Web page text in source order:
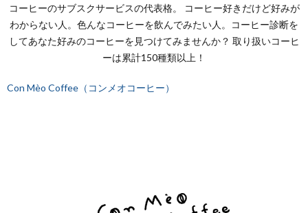
コーヒーのサブスクサービスの代表格。 コーヒー好きだけど好みが
わからない人。色んなコーヒーを飲んでみたい人。コーヒー診断を
してあなた好みのコーヒーを見つけてみませんか？ 取り扱いコーヒ
ーは累計150種類以上！
Con Mèo Coffee（コンメオコーヒー）